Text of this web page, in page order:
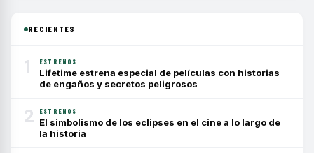
RECIENTES
1 ESTRENOS
Lifetime estrena especial de películas con historias
de engaños y secretos peligrosos
2 ESTRENOS
El simbolismo de los eclipses en el cine a lo largo de
la historia